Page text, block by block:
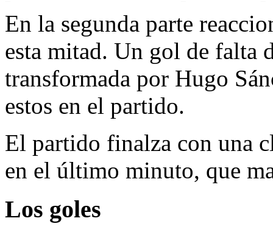
En la segunda parte
esta mitad. Un gol de falta
transformada por Hugo
estos en el partido.
El partido finalza con una
en el último minuto, que
Los goles